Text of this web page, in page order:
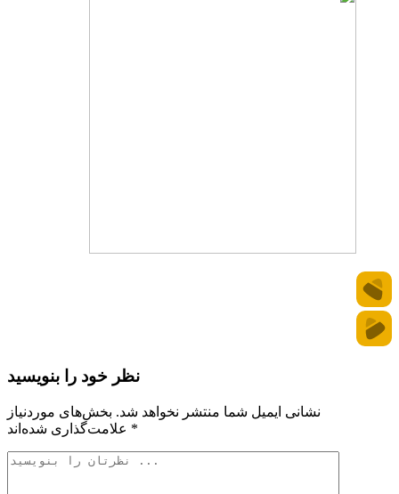
نظر خود را بنویسید
نشانی ایمیل شما منتشر نخواهد شد. بخش‌های موردنیاز
*